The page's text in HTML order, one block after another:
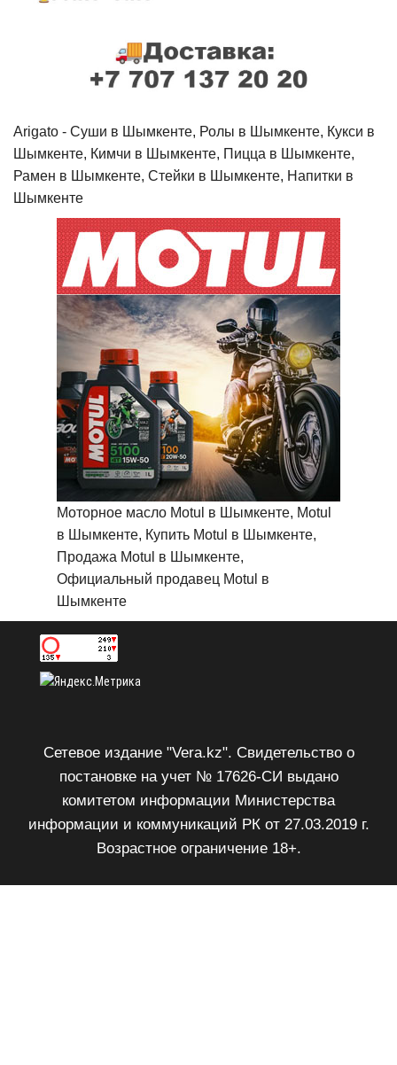
Arigato - Cуши в Шымкенте, Ролы в Шымкенте, Кукси в
Шымкенте, Кимчи в Шымкенте, Пицца в Шымкенте,
Рамен в Шымкенте, Стейки в Шымкенте, Напитки в
Шымкенте
Моторное масло Motul в Шымкенте, Motul
в Шымкенте, Купить Motul в Шымкенте,
Продажа Motul в Шымкенте,
Официальный продавец Motul в
Шымкенте
Сетевое издание "Vera.kz". Свидетельство о
постановке на учет № 17626-СИ выдано
комитетом информации Министерства
информации и коммуникаций РК от 27.03.2019 г.
Возрастное ограничение 18+.